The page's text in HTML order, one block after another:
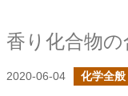
2020-06-04 化学全般